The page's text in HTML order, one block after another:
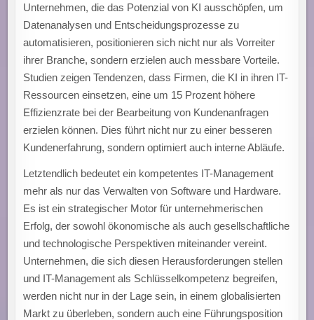
Unternehmen, die das Potenzial von KI ausschöpfen, um
Datenanalysen und Entscheidungsprozesse zu
automatisieren, positionieren sich nicht nur als Vorreiter
ihrer Branche, sondern erzielen auch messbare Vorteile.
Studien zeigen Tendenzen, dass Firmen, die KI in ihren IT-
Ressourcen einsetzen, eine um 15 Prozent höhere
Effizienzrate bei der Bearbeitung von Kundenanfragen
erzielen können. Dies führt nicht nur zu einer besseren
Kundenerfahrung, sondern optimiert auch interne Abläufe.
Letztendlich bedeutet ein kompetentes IT-Management
mehr als nur das Verwalten von Software und Hardware.
Es ist ein strategischer Motor für unternehmerischen
Erfolg, der sowohl ökonomische als auch gesellschaftliche
und technologische Perspektiven miteinander vereint.
Unternehmen, die sich diesen Herausforderungen stellen
und IT-Management als Schlüsselkompetenz begreifen,
werden nicht nur in der Lage sein, in einem globalisierten
Markt zu überleben, sondern auch eine Führungsposition